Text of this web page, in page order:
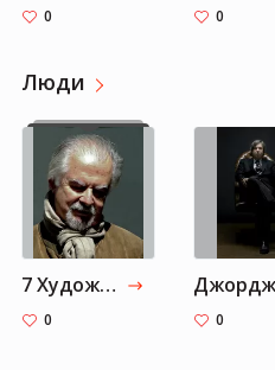
0 0
Люди
7 Художников из коллекции Сильвестра Сталлоне
0 0